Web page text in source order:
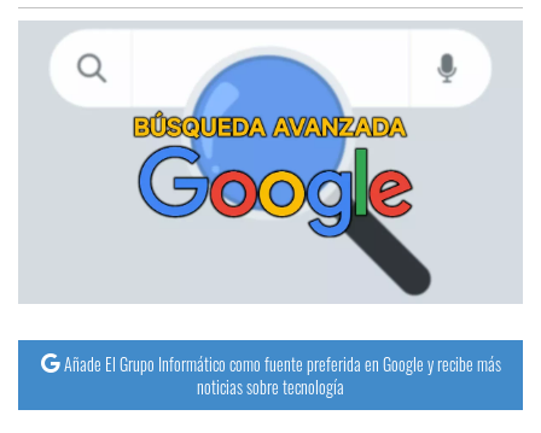
Redes
sociales
Trucos
y
Tutoriales
Añade El Grupo Informático como fuente preferida en Google y recibe más
noticias sobre tecnología